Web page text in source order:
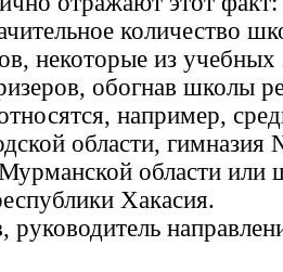
количество
некоторые из учебных
обогнав школы
например,
области, гимназия
области
Хакасия.